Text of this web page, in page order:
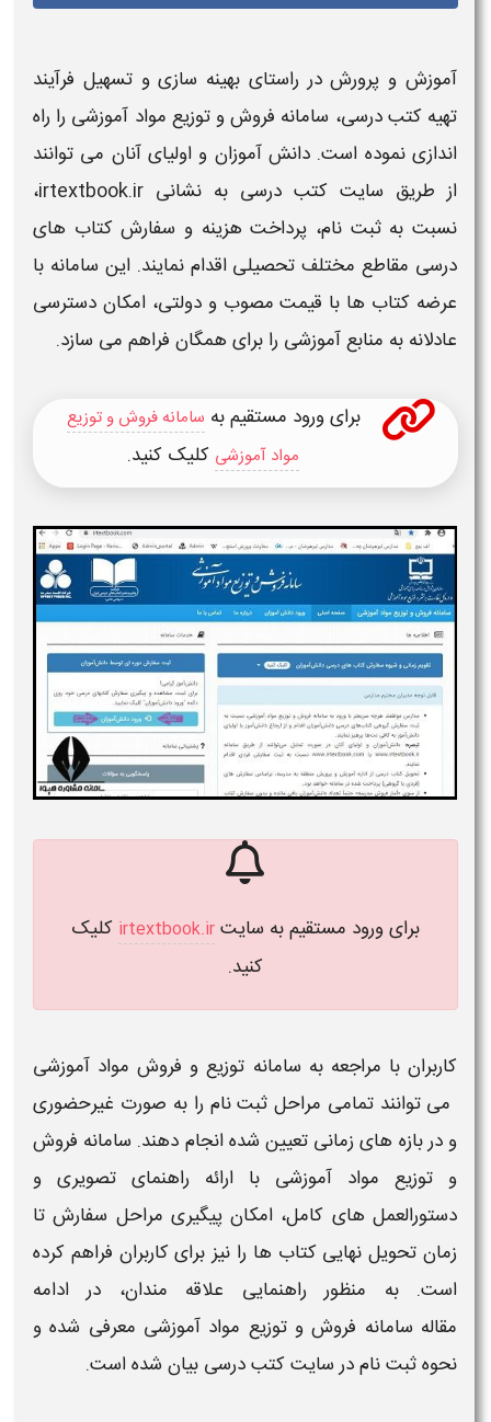
آموزش و پرورش در راستای بهینه سازی و تسهیل فرآیند
تهیه کتب درسی، سامانه فروش و توزیع مواد آموزشی را راه
اندازی نموده است. دانش آموزان و اولیای آنان می توانند
از طریق سایت کتب درسی
به نشانی irtextbook.ir،
نسبت به ثبت نام، پرداخت هزینه و سفارش کتاب های
درسی مقاطع مختلف تحصیلی اقدام نمایند. این سامانه با
عرضه کتاب ها با قیمت مصوب و دولتی، امکان دسترسی
عادلانه به منابع آموزشی را برای همگان فراهم می سازد.
برای ورود مستقیم به سامانه فروش و توزیع
مواد آموزشی کلیک کنید.
برای ورود مستقیم به سایتirtextbook.ir کلیک
کنید.
کاربران با مراجعه به سامانه توزیع و فروش مواد آموزشی​
می توانند تمامی مراحل ثبت نام را به صورت غیرحضوری
و در بازه های زمانی تعیین شده انجام دهند. سامانه فروش
و توزیع مواد آموزشی با ارائه راهنمای تصویری و
دستورالعمل های کامل، امکان پیگیری مراحل سفارش تا
زمان تحویل نهایی کتاب ها را نیز برای کاربران فراهم کرده
است. به منظور راهنمایی علاقه مندان، در ادامه
مقاله سامانه فروش و توزیع مواد آموزشی معرفی شده و
نحوه ثبت نام درسایت کتب درسی بیان شده است.